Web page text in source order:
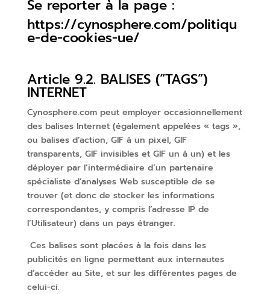
Se reporter à la page :
https://cynosphere.com/politiqu
e-de-cookies-ue/
Article 9.2. BALISES (“TAGS”)
INTERNET
Cynosphere.com peut employer occasionnellement
des balises Internet (également appelées « tags »,
ou balises d’action, GIF à un pixel, GIF
transparents, GIF invisibles et GIF un à un) et les
déployer par l’intermédiaire d’un partenaire
spécialiste d’analyses Web susceptible de se
trouver (et donc de stocker les informations
correspondantes, y compris l’adresse IP de
l’Utilisateur) dans un pays étranger.
Ces balises sont placées à la fois dans les
publicités en ligne permettant aux internautes
d’accéder au Site, et sur les différentes pages de
celui-ci.